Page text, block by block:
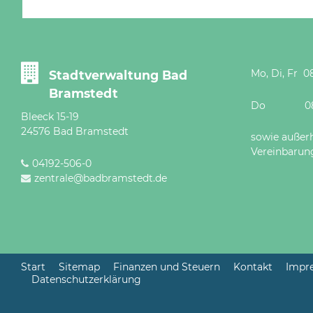
Stadtverwaltung Bad
Bramstedt
Bleeck 15-19
24576 Bad Bramstedt
04192-506-0
zentrale@badbramstedt.de
Mo, Di, Fr
Do 08 -
sowie
Start Sitemap Finanzen und Steuern Kontakt
Datenschutzerklärung